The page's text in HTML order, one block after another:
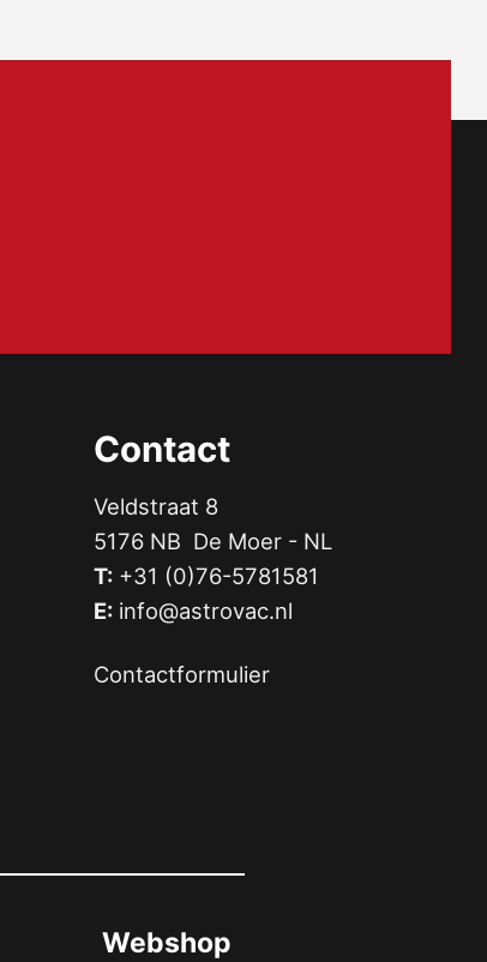
Contact
Veldstraat 8
5176 NB De Moer - NL
T: +31 (0)76-5781581
E: info@astrovac.nl
Contactformulier
Webshop